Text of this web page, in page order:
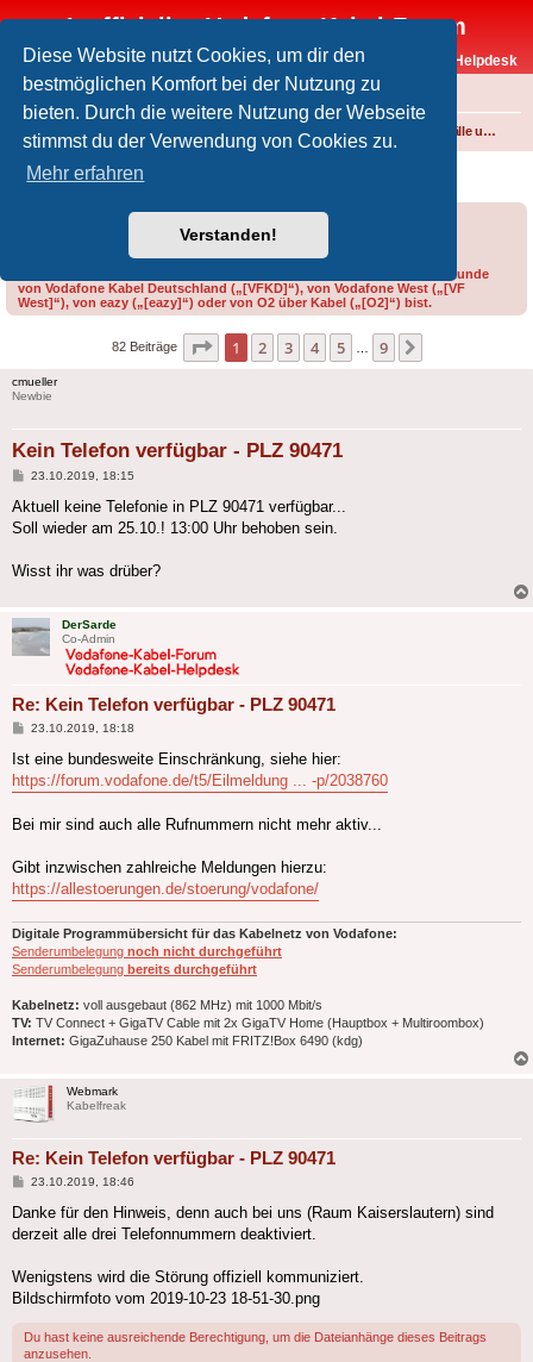
Diese Website nutzt Cookies, um dir den
bestmöglichen Komfort bei der Nutzung zu
bieten. Durch die weitere Nutzung der Webseite
stimmst du der Verwendung von Cookies zu.
Mehr erfahren
Verstanden!
Inoffizielles Vodafone-Kabel-Forum
Vodafone-Kabel-Helpdesk
FAQ
Foren-Übersicht Internet und Telefon über Kabel Störungen, Ausfälle und Speedprobleme
Kein Telefon verfügbar - PLZ 90471
Bitte gib bei der Erstellung eines Threads im Feld „Präfix“ an, ob du Kunde
von Vodafone Kabel Deutschland („[VFKD]“), von Vodafone West („[VF
West]“), von eazy („[eazy]“) oder von O2 über Kabel („[O2]“) bist.
82 Beiträge Seite 1von
1 2 3 4 5 9
cmueller
Newbie
Kein Telefon verfügbar - PLZ 90471
Beitrag
23.10.2019, 18:15
Aktuell keine Telefonie in PLZ 90471 verfügbar...
Soll wieder am 25.10.! 13:00 Uhr behoben sein.
Wisst ihr was drüber?
DerSarde
Co-Admin
Re: Kein Telefon verfügbar - PLZ 90471
Beitrag
23.10.2019, 18:18
Ist eine bundesweite Einschränkung, siehe hier:
https://forum.vodafone.de/t5/Eilmeldung ... -p/2038760
Bei mir sind auch alle Rufnummern nicht mehr aktiv...
Gibt inzwischen zahlreiche Meldungen hierzu:
https://allestoerungen.de/stoerung/vodafone/
Digitale Programmübersicht für das Kabelnetz von Vodafone:
Senderumbelegung noch nicht durchgeführt
Senderumbelegung bereits durchgeführt
Kabelnetz: voll ausgebaut (862 MHz) mit 1000 Mbit/s
TV: TV Connect + GigaTV Cable mit 2x GigaTV Home (Hauptbox + Multiroombox)
Internet: GigaZuhause 250 Kabel mit FRITZ!Box 6490 (kdg)
Webmark
Kabelfreak
Re: Kein Telefon verfügbar - PLZ 90471
Beitrag
23.10.2019, 18:46
Danke für den Hinweis, denn auch bei uns (Raum Kaiserslautern) sind
derzeit alle drei Telefonnummern deaktiviert.
Wenigstens wird die Störung offiziell kommuniziert.
Bildschirmfoto vom 2019-10-23 18-51-30.png
Du hast keine ausreichende Berechtigung, um die Dateianhänge dieses Beitrags
anzusehen.